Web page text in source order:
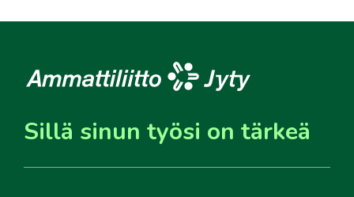
Sillä sinun työsi on tärkeä